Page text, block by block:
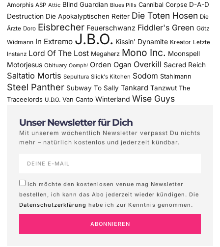
Amorphis ASP Attic Blind Guardian Blues Pills Cannibal Corpse D-A-D
Destruction Die Apokalyptischen Reiter Die Toten Hosen Die
Ärzte Doro Eisbrecher Feuerschwanz Fiddler's Green Götz
Widmann In Extremo J.B.O. Kissin' Dynamite Kreator Letzte
Instanz Lord Of The Lost Megaherz Mono Inc. Moonspell
Motorjesus Obituary Oomph! Orden Ogan Overkill Sacred Reich
Saltatio Mortis Sepultura Slick's Kitchen Sodom Stahlmann
Steel Panther Subway To Sally Tankard Tanzwut The
Traceelords U.D.O. Van Canto Winterland Wise Guys
Unser Newsletter für Dich
Mit unserem wöchentlich Newsletter verpasst Du nichts
mehr – natürlich kostenlos und jederzeit kündbar.
Ich möchte den kostenlosen venue mag Newsletter
bestellen, ich kann das Abo jederzeit wieder kündigen. Die
Datenschutzerklärung habe ich zur Kenntnis genommen.
ABONNIEREN